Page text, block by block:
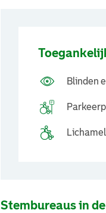
Blinden
Stembureaus in